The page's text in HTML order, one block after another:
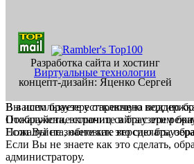
Разработка сайта и хостинг
Виртуальные технологии
концепт-дизайн: Яценко Сергей
В вашем браузере отключена
Пожалуйста, включите в браузере
Если Вы не знаете как это сделать,
Вы используете устаревшую версию
Отображение страниц сайта с этим
Пожалуйста, обновите версию
Если Вы не знаете как это сделать,
администратору.